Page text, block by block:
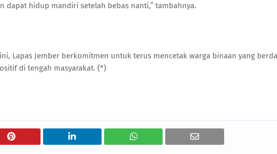
dapat hidup mandiri setelah bebas nanti,” tambahnya.
Lapas Jember berkomitmen untuk terus mencetak warga binaan yang
di tengah masyarakat. (*)